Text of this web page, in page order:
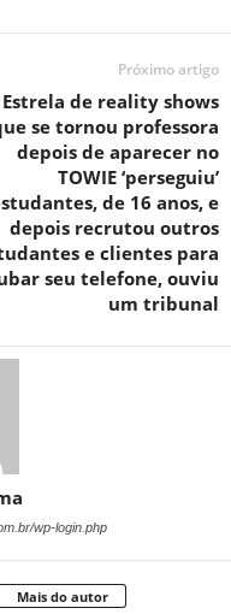
Próximo artigo
Estrela de reality shows
se tornou professora
depois de aparecer no
TOWIE ‘perseguiu’
de 16 anos, e
depois recrutou outros
e clientes para
seu telefone, ouviu
um tribunal
wp-login.php
Mais do autor